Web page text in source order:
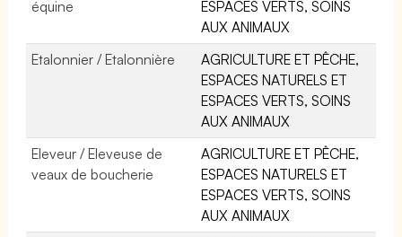
équine
ESPACES VERTS, SOINS
AUX ANIMAUX
Etalonnier / Etalonnière
AGRICULTURE ET PÊCHE,
ESPACES NATURELS ET
ESPACES VERTS, SOINS
AUX ANIMAUX
Eleveur / Eleveuse de
veaux de boucherie
AGRICULTURE ET PÊCHE,
ESPACES NATURELS ET
ESPACES VERTS, SOINS
AUX ANIMAUX